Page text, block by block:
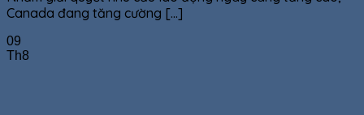
Canada đang tăng cường [...]
09
Th8